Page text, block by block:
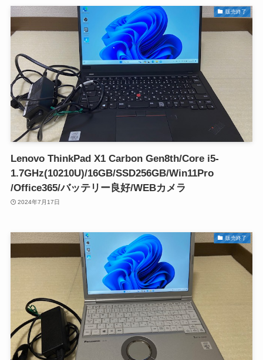
販売終了
Lenovo ThinkPad X1 Carbon Gen8th/Core i5-
1.7GHz(10210U)/16GB/SSD256GB/Win11Pro
/Office365/バッテリー良好/WEBカメラ
2024年7月17日
販売終了